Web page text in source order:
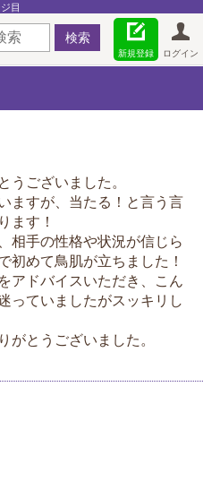
目
ログイン
新規登録
ございました。
ますが、当たる！と言う言
ます！
相手の性格や状況が信じら
初めて鳥肌が立ちました！
アドバイスいただき、こん
っていましたがスッキリし
がとうございました。